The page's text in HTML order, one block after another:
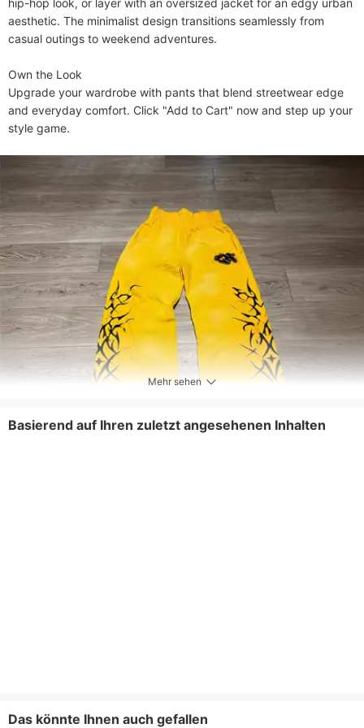
hip-hop look, or layer with an oversized jacket for an edgy urban
aesthetic. The minimalist design transitions seamlessly from
casual outings to weekend adventures.
​​Own the Look​​
Upgrade your wardrobe with pants that blend streetwear edge
and everyday comfort. Click "Add to Cart" now and step up your
style game.
Mehr sehen
Basierend auf Ihren zuletzt angesehenen Inhalten
Das könnte Ihnen auch gefallen